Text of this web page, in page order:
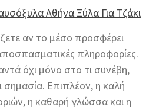
Αθήνα Ξύλα Για Τζάκι
αν το μέσο προσφέρει
πληροφορίες.
όχι μόνο στο τι συνέβη,
σημασία. Επιπλέον, η καλή
η καθαρή γλώσσα και η